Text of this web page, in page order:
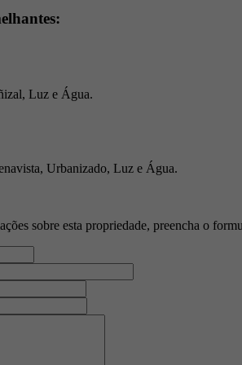
Luz e Água.
Urbanizado, Luz e Água.
sobre esta propriedade, preencha o